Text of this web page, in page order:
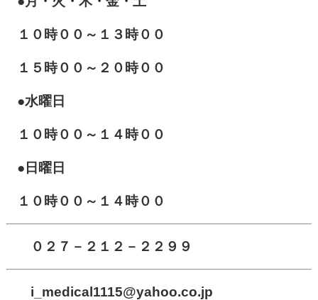
１０ 時００～１３時００
１５時００～２０時００
●水曜日
１０時００～１４時００
●日曜日
１０時００～１４時００
０２７－２１２－２２９９
i_medical1115@yahoo.co.jp